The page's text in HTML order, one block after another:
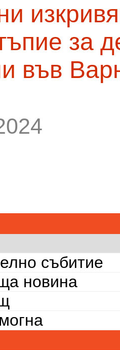
за
във
събитие
новина